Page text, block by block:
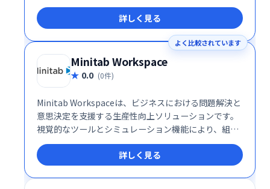
デザインツールです。視覚的にユニークで目を引くコ
ンテンツを手軽に作成できるため、デザインのスキル
がなくてもプロフェッショナルな仕上がりを実現でき
ます。
詳しく見る
よく比較されています
Minitab Workspace
0.0 (0件)
Minitab Workspaceは、ビジネスにおける問題解決と
意思決定を支援する生産性向上ソリューションです。
視覚的なツールとシミュレーション機能により、組織
のプロセスを可視化し、複雑な問題を効果的に分析で
きます。業務改善やリスク管理をスムーズに進め、よ
り良い意思決定をサポートします。直感的な操作性
で、専門知識がなくても容易に利用可能です。
詳しく見る